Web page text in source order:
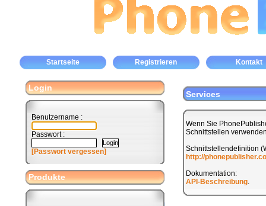
Startseite Registrieren Kontakt
Login
Benutzername :
Passwort :
[Passwort vergessen]
Produkte
Services
Wenn Sie
Schnittstellen
Schnittstellendefinition
http://
Dokumentation:
API-Beschreibung.